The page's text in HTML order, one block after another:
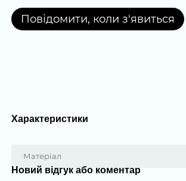
Повідомити, коли з'явиться
Характеристики
Матеріал
Новий відгук або коментар